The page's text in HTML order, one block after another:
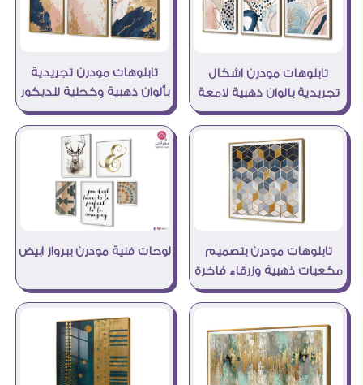
تابلوهات مودرن اشكال
تجريدية بالوان ذهبية لامعة
تابلوهات مودرن تجريدية
بألوان ذهبية وكحلية للديكور
تابلوهات مودرن بتصميم
مكعبات ذهبية وزرقاء فاخرة
لوحات فنية مودرن ببرواز ابيض